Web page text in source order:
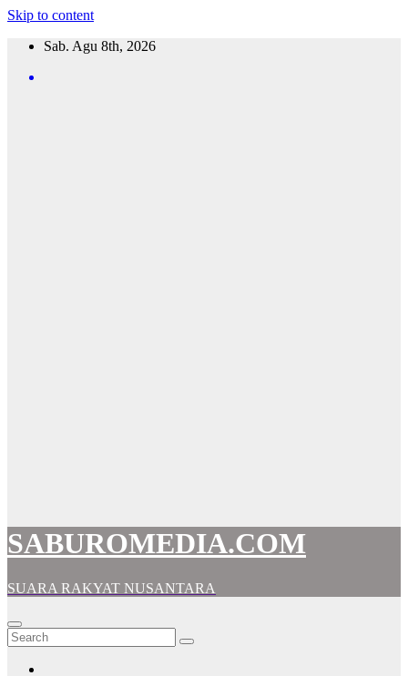
Skip to content
Sab. Agu 8th, 2026
SABUROMEDIA.COM
SUARA RAKYAT NUSANTARA